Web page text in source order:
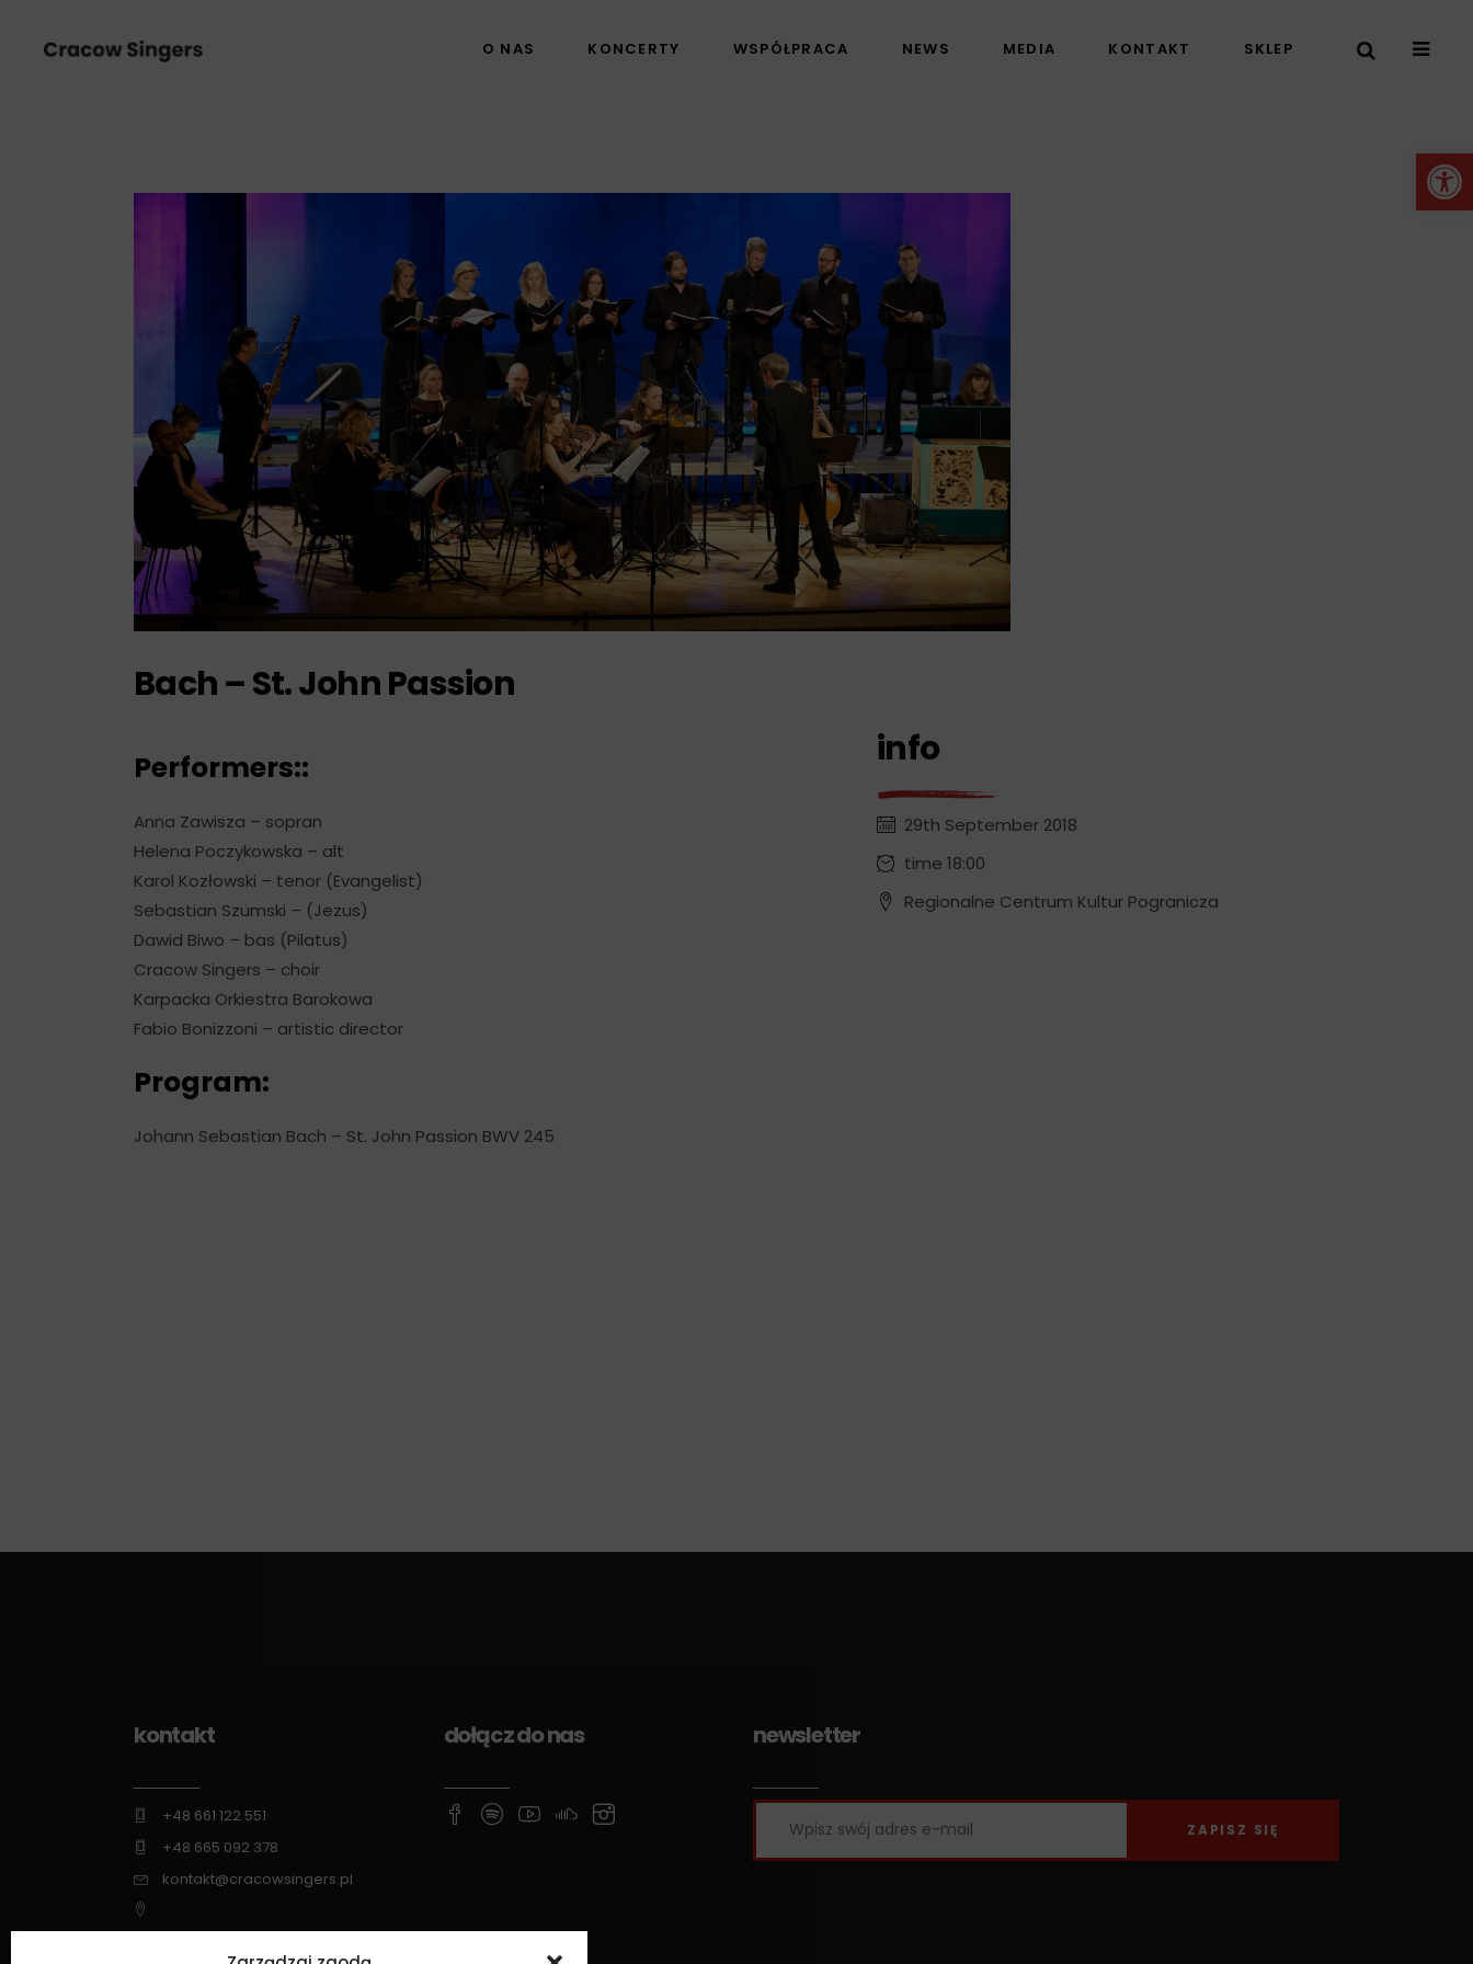
O NAS KONCERTY WSPÓŁPRACA NEWS MEDIA KONTAKT SKLEP
Bach – St. John Passion
Performers::
Anna Zawisza – sopran
Helena Poczykowska – alt
Karol Kozłowski – tenor (Evangelist)
Sebastian Szumski – (Jezus)
Dawid Biwo – bas (Pilatus)
Cracow Singers – choir
Karpacka Orkiestra Barokowa
Fabio Bonizzoni – artistic director
Program:
Johann Sebastian Bach – St. John Passion BWV 245
info
29th September 2018
time 18:00
Regionalne Centrum Kultur Pogranicza
kontakt
+48 661 122 551
+48 665 092 378
kontakt@cracowsingers.pl
dołącz do nas newsletter